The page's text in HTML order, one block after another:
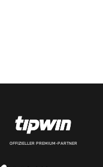
OFFIZIELLER PREMIUM-PARTNER